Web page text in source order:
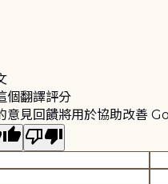
個翻譯評分
意見回饋將用於協助改善